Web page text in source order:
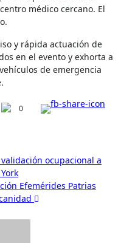
médico cercano. El
y rápida actuación de
en el evento y exhorta a
de emergencia
0
ocupacional a
Efemérides Patrias